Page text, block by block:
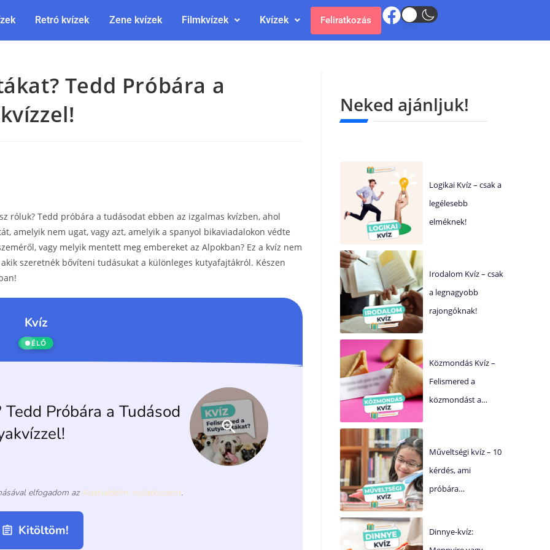
Retró kvízek Zene kvízek Filmkvízek Kvízek Feliratkozás
Tedd Próbára a
róluk? Tedd próbára a tudásodat ebben az izgalmas kvízben, ahol
amelyik nem ugat, vagy azt, amelyik a spanyol bikaviadalokon védte
vagy melyik mentett meg embereket az Alpokban? Ez a kvíz nem
szeretnék bővíteni tudásukat a különleges kutyafajtákról. Készen
Neked ajánljuk!
Logikai Kvíz – csak a
legélesebb
elméknek!
Irodalom Kvíz – csak
a legnagyobb
rajongóknak!
Közmondás Kvíz –
Felismered a
közmondást a…
Műveltségi kvíz – 10
kérdés, ami
próbára…
Dinnye-kvíz: